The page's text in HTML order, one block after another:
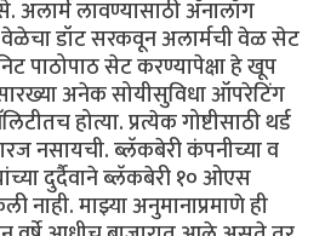
लावण्यासाठी अ‍ॅनालॉग
वेळेचा डॉट सरकवून अलार्मची वेळ सेट
पाठोपाठ सेट करण्यापेक्षा हे खूप
अनेक सोयीसुविधा ऑपरेटिंग
होत्या. प्रत्येक गोष्टीसाठी थर्ड
नसायची. ब्लॅकबेरी कंपनीच्या व
दुर्दैवाने ब्लॅकबेरी १० ओएस
नाही. माझ्या अनुमानाप्रमाणे ही